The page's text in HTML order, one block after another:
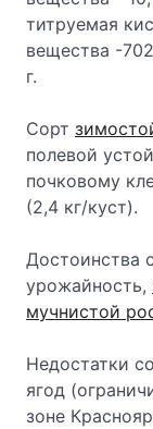
титруемая
вещества -
г.
Сорт
полевой
почковому
(2,4 кг/куст).
Достоинства
урожайность,
мучнистой
Недостатки
ягод
зоне